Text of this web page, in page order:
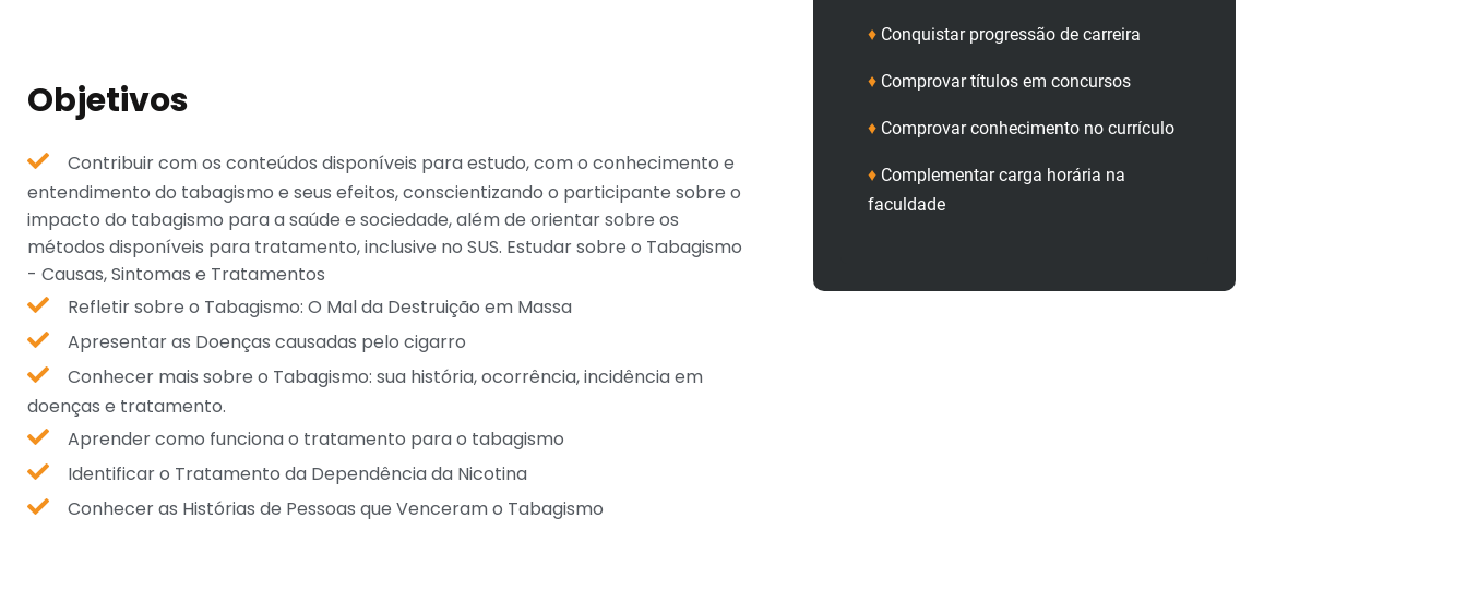
Objetivos
Contribuir com os conteúdos disponíveis para estudo, com o conhecimento e
entendimento do tabagismo e seus efeitos, conscientizando o participante sobre o
impacto do tabagismo para a saúde e sociedade, além de orientar sobre os
métodos disponíveis para tratamento, inclusive no SUS. Estudar sobre o Tabagismo
- Causas, Sintomas e Tratamentos
Refletir sobre o Tabagismo: O Mal da Destruição em Massa
Apresentar as Doenças causadas pelo cigarro
Conhecer mais sobre o Tabagismo: sua história, ocorrência, incidência em
doenças e tratamento.
Aprender como funciona o tratamento para o tabagismo
Identificar o Tratamento da Dependência da Nicotina
Conhecer as Histórias de Pessoas que Venceram o Tabagismo
♦ Conquistar progressão de carreira
♦ Comprovar títulos em concursos
♦ Comprovar conhecimento no currículo
♦ Complementar carga horária na
faculdade